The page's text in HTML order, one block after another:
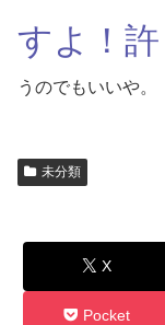
すよ！許
うのでもいいや。
未分類
X
Pocket